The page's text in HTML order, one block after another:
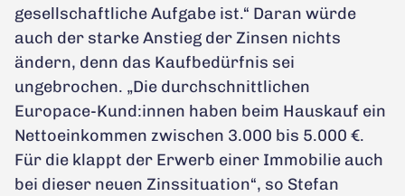
gesellschaftliche Aufgabe ist.“ Daran würde
auch der starke Anstieg der Zinsen nichts
ändern, denn das Kaufbedürfnis sei
ungebrochen. „Die durchschnittlichen
Europace-Kund:innen haben beim Hauskauf ein
Nettoeinkommen zwischen 3.000 bis 5.000 €.
Für die klappt der Erwerb einer Immobilie auch
bei dieser neuen Zinssituation“, so Stefan